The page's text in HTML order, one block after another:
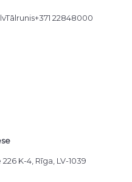
Tālrunis+371 22848000
K-4, Rīga, LV-1039